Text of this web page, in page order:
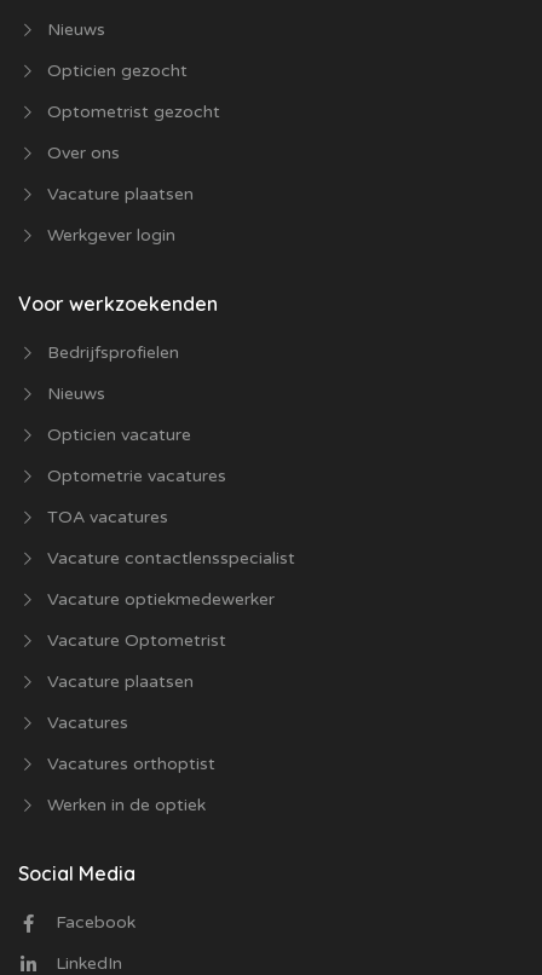
Nieuws
Opticien gezocht
Optometrist gezocht
Over ons
Vacature plaatsen
Werkgever login
Voor werkzoekenden
Bedrijfsprofielen
Nieuws
Opticien vacature
Optometrie vacatures
TOA vacatures
Vacature contactlensspecialist
Vacature optiekmedewerker
Vacature Optometrist
Vacature plaatsen
Vacatures
Vacatures orthoptist
Werken in de optiek
Social Media
Facebook
LinkedIn